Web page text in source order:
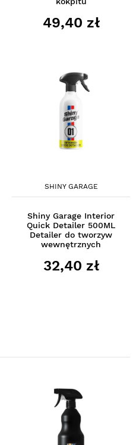
49,40 zł
SHINY GARAGE
Shiny Garage Interior
Quick Detailer 500ML
Detailer do tworzyw
wewnętrznych
32,40 zł